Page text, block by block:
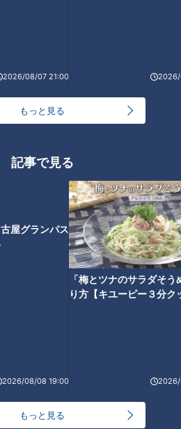
2026/08/07 21:00 2026/
もっと見る
記事で見る
屋グランパス
2026/08/08 19:00
「梅とツナのサラダそう
り方【キユーピー３分ク
2026/
もっと見る
。名物として話題なのが「ベーコン
るのはバンズではなく…“ドーナ
ーガーなんです。R&B歌手のルーサ
つぶして香ばしく焼き上げたパティ
らに、毎朝店で手作りするドーナ
りパティを２枚重ね、ベーコンも